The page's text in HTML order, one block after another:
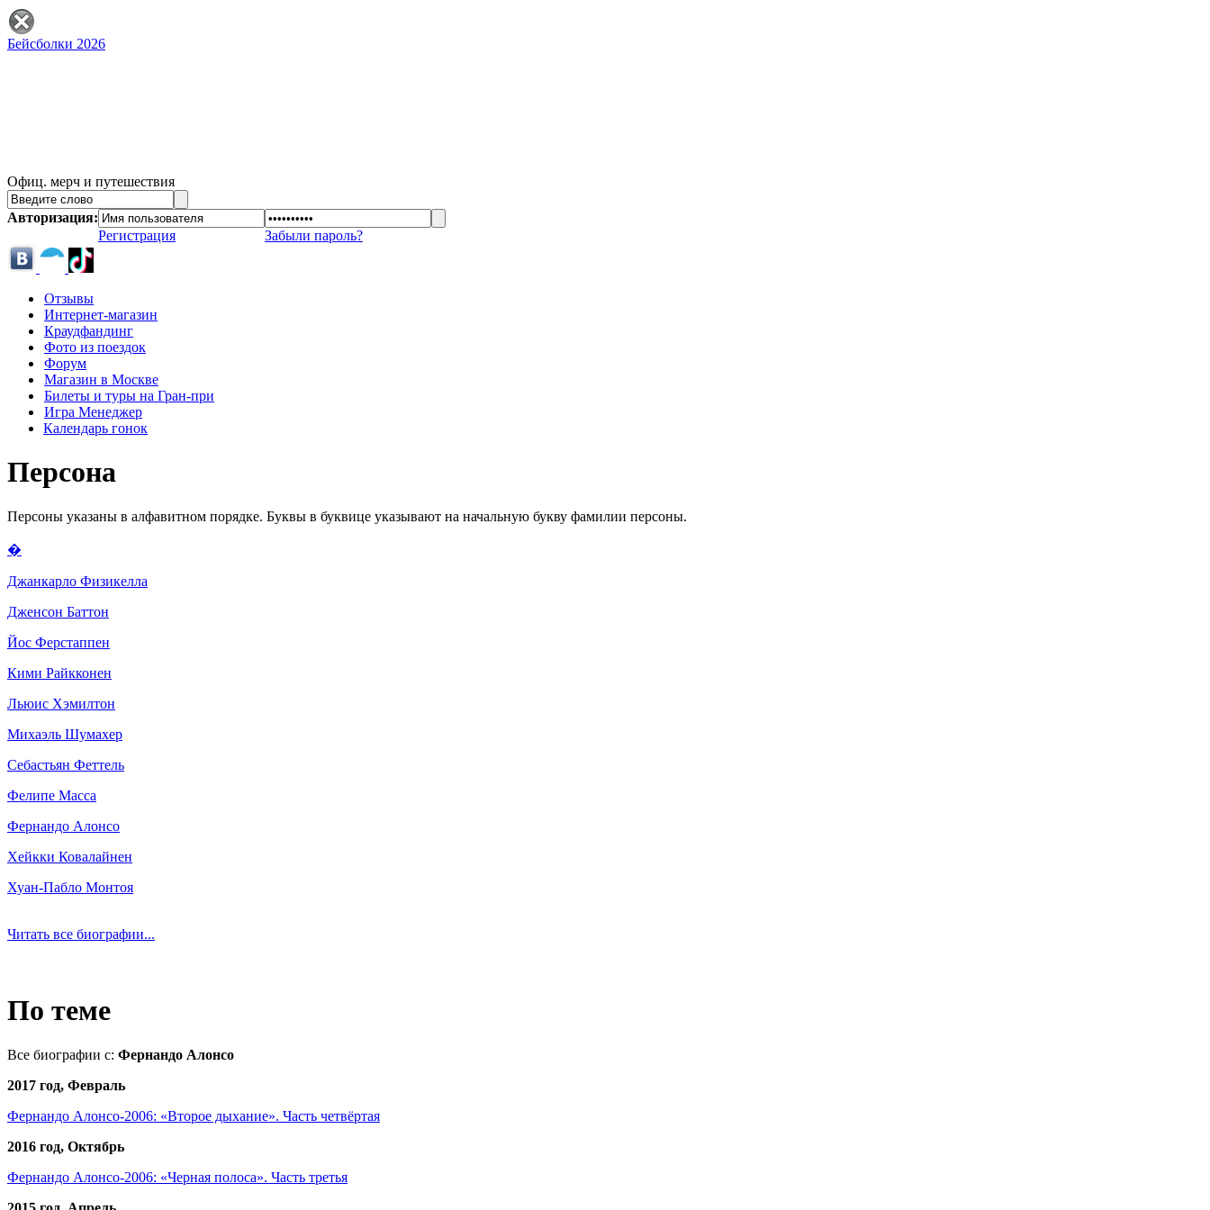
Бейсболки 2026
Офиц. мерч и путешествия
Авторизация:
Регистрация
Забыли пароль?
Отзывы
Интернет-магазин
Краудфандинг
Фото из поездок
Форум
Магазин в Москве
Билеты и туры на Гран-при
Игра Менеджер
Календарь гонок
Персона
Персоны указаны в алфавитном порядке. Буквы в буквице указывают на начальную букву фамилии персоны.
�
Джанкарло Физикелла
Дженсон Баттон
Йос Ферстаппен
Кими Райкконен
Льюис Хэмилтон
Михаэль Шумахер
Себастьян Феттель
Фелипе Масса
Фернандо Алонсо
Хейкки Ковалайнен
Хуан-Пабло Монтоя
Читать все биографии...
По теме
Все биографии c: Фернандо Алонсо
2017 год, Февраль
Фернандо Алонсо-2006: «Второе дыхание». Часть четвёртая
2016 год, Октябрь
Фернандо Алонсо-2006: «Черная полоса». Часть третья